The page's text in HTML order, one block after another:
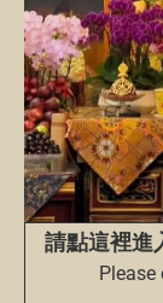
請點這裡進
Please